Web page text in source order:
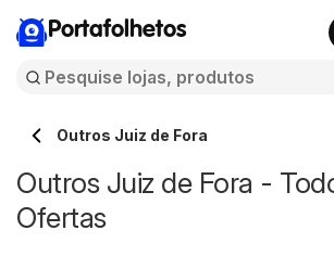
Portafolhetos
Outros Juiz de Fora
Outros Juiz de Fora -
Ofertas